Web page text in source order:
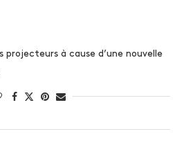
projecteurs à cause d’une nouvelle